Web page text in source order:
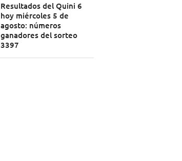
Resultados del Quini 6
hoy miércoles 5 de
agosto: números
ganadores del sorteo
3397